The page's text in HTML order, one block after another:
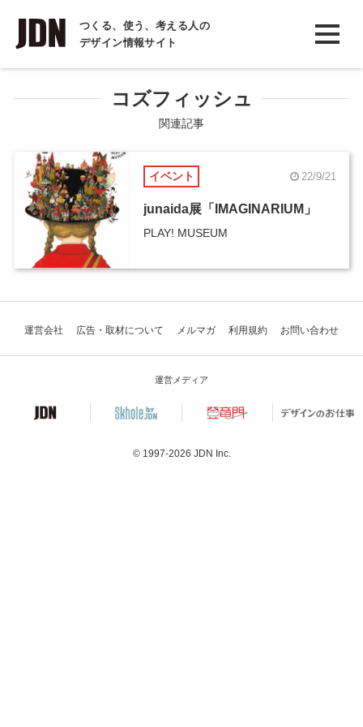
つくる、使う、考える人の
デザイン情報サイト
INTERVIEW
インタビュー
REPORT
COLUMN
コラム
コズフィッシュ
関連記事
イベント 22/9/21
junaida展「IMAGINARIUM」
PLAY! MUSEUM
運営会社 広告・取材について メルマガ 利用規約 お問い合わせ
運営メディア
© 1997-2026 JDN Inc.